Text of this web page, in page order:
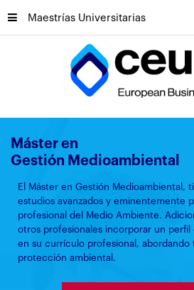
Maestrías Universitarias
Máster en
Gestión Medioambiental
El Máster en Gestión Medioambiental,
estudios avanzados y eminentemente
profesional del Medio Ambiente.
otros profesionales incorporar un perfil
en su currículo profesional, abordando
protección ambiental.